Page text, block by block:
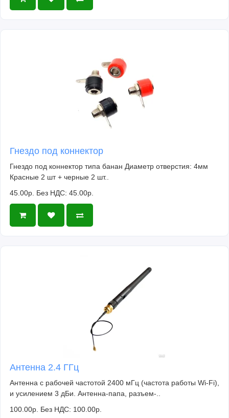
Гнездо под коннектор
Гнездо под коннектор типа банан Диаметр отверстия: 4мм
Красные 2 шт + черные 2 шт..
45.00р. Без НДС: 45.00р.
Антенна 2.4 ГГц
Антенна с рабочей частотой 2400 мГц (частота работы Wi-Fi),
и усилением 3 дБи. Антенна-папа, разъем-..
100.00р. Без НДС: 100.00р.